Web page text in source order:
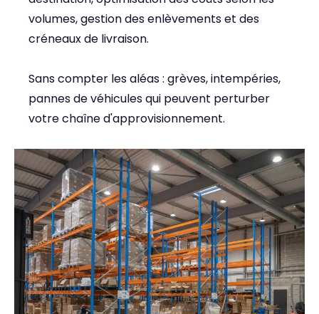
volumes, gestion des enlèvements et des
créneaux de livraison.
Sans compter les aléas : grèves, intempéries,
pannes de véhicules qui peuvent perturber
votre chaîne d'approvisionnement.